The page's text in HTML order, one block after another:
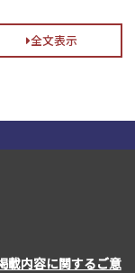
全文表示
載内容に関するご意